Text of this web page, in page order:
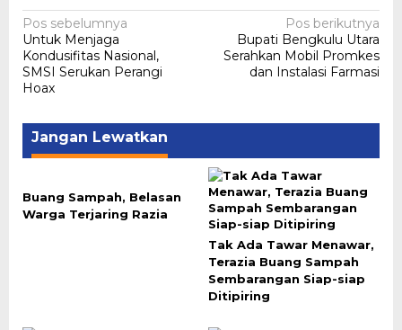
Navigasi
pos
Pos sebelumnya
Untuk Menjaga
Kondusifitas Nasional,
SMSI Serukan Perangi
Hoax
Pos berikutnya
Bupati Bengkulu Utara
Serahkan Mobil Promkes
dan Instalasi Farmasi
Jangan Lewatkan
Buang Sampah, Belasan
Warga Terjaring Razia
Tak Ada Tawar Menawar,
Terazia Buang Sampah
Sembarangan Siap-siap
Ditipiring